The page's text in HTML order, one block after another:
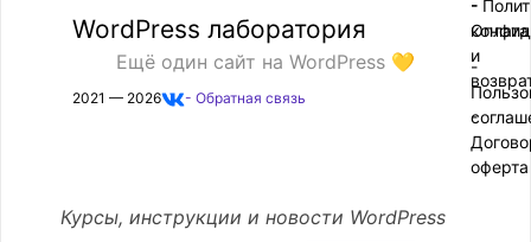
WordPress лаборатория
Ещё один сайт на WordPress 💛
2021 — 2026 - Обратная связь
-
-
-
Оплата
и
-
оферта
Курсы, инструкции и новости WordPress